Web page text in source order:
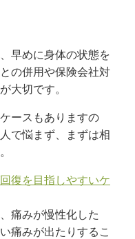
早めに身体の状態を
の併用や保険会社対
大切です。
ースもありますの
で悩まず、まずは相
復を目指しやすいケ
痛みが慢性化した
痛みが出たりするこ